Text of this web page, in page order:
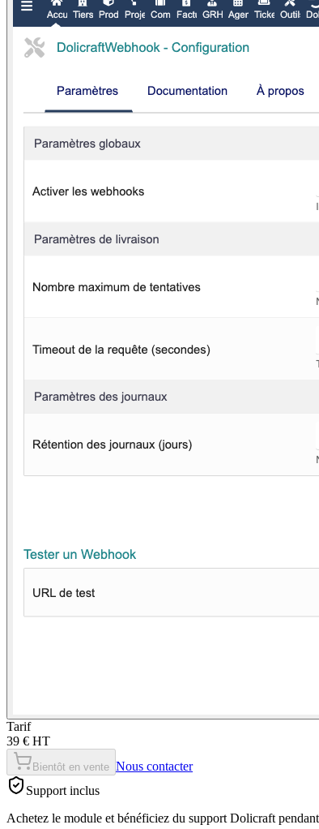
Tarif
39 € HT
Bientôt en vente Nous contacter
Support inclus
Achetez le module et bénéficiez du support Dolicraft